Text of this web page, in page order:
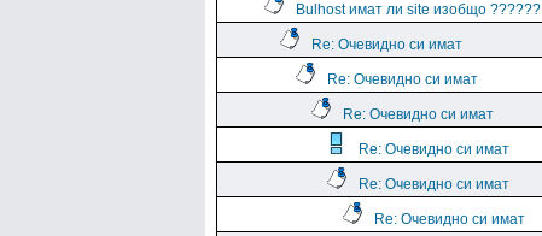
Bulhost имат ли site изобщо ??????
Re: Очевидно си имат
Re: Очевидно си имат
Re: Очевидно си имат
Re: Очевидно си имат
Re: Очевидно си имат
Re: Очевидно си имат